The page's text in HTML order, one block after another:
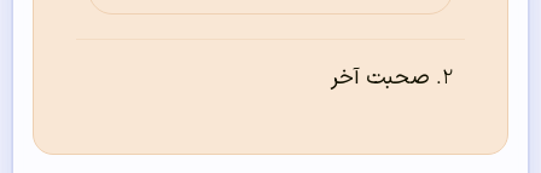
صحبت آخر